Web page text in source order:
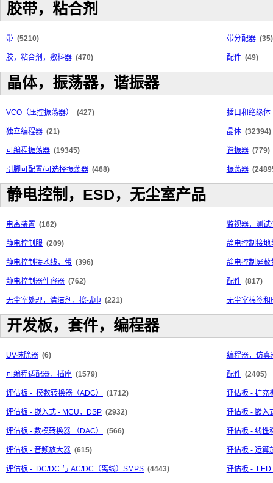
胶带，粘合剂
带 (5210) 带分配器 (35)
胶，粘合剂，敷料器 (470) 配件 (49)
晶体，振荡器，谐振器
VCO（压控振荡器） (427) 插口和绝缘体
独立编程器 (21) 晶体 (32394)
可编程振荡器 (19345) 谐振器 (779)
引脚可配置/可选择振荡器 (468) 振荡器
静电控制，ESD，无尘室产品
电离装置 (162) 监视器，测试
静电控制服 (209) 静电控制接地
静电控制接地线，带 (396) 静电控制屏蔽
静电控制器件容器 (762) 配件 (817)
无尘室处理，清洁剂，擦拭巾 (221) 无尘室棉签和
开发板，套件，编程器
UV抹除器 (6) 编程器，仿真
可编程适配器，插座 (1579) 配件 (2405)
评估板 - 模数转换器（ADC） (1712) 评估板 - 扩充
评估板 - 嵌入式 - MCU，DSP (2932) 评估板 - 嵌入
评估板 - 数模转换器 （DAC） (566) 评估板 - 线性
评估板 - 音频放大器 (615) 评估板 - 运算
评估板 - DC/DC 与 AC/DC（离线）SMPS (4443) 评估板 - LED